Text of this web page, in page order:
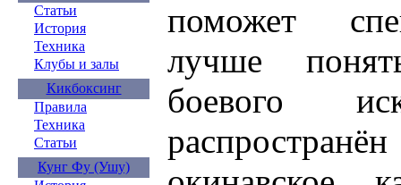
Статьи
История
Техника
Клубы и залы
Кикбоксинг
Правила
Техника
Статьи
Кунг Фу (Ушу)
поможет
лучше
боевого